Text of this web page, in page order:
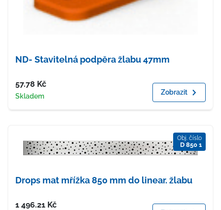
ND- Stavitelná podpěra žlabu 47mm
Cena
57.78 Kč
Dostupnost
Skladem Zobrazit
Obj. číslo
D 850 1
Drops mat mřížka 850 mm do linear. žlabu
Cena
1 496.21 Kč